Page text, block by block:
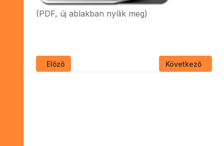
(PDF, új ablakban nyílik meg)
Előző cikk: VÁLASZTÁSI INFORMÁCIÓK 2022.
Előző Következő cikk:
Következő